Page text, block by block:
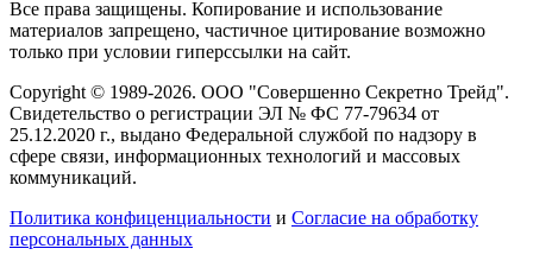
Все права защищены. Копирование и использование
материалов запрещено, частичное цитирование возможно
только при условии гиперссылки на сайт.
Copyright © 1989-2026. ООО "Совершенно Секретно Трейд".
Свидетельство о регистрации ЭЛ № ФС 77-79634 от
25.12.2020 г., выдано Федеральной службой по надзору в
сфере связи, информационных технологий и массовых
коммуникаций.
Политика конфиценциальности и Согласие на обработку
персональных данных